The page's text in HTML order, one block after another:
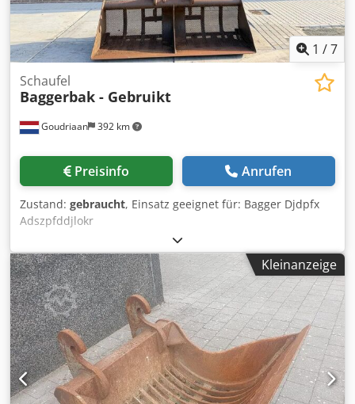
Leergewicht: 491 kg Wenden Sie sich an Marius Herden,
um weitere Informationen zu erhalten.
1 /7
Goudriaan 392 km
Schaufel
Baggerbak - Gebruikt
Preisinfo Anrufen
Zustand: gebraucht, Einsatz geeignet für: Bagger Djdpfx
Adszpfddjlokr
Kleinanzeige